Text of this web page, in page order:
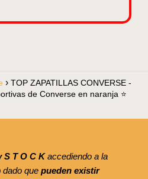
TOP ZAPATILLAS CONVERSE -
de Converse en naranja ⭐
S T O C Kaccediendo a la
dado que pueden existir